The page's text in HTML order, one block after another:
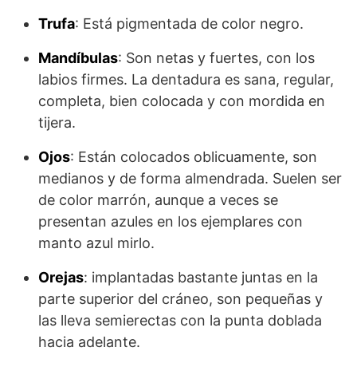
Trufa: Está pigmentada de color negro.
Mandíbulas: Son netas y fuertes, con los
labios firmes. La dentadura es sana, regular,
completa, bien colocada y con mordida en
tijera.
Ojos: Están colocados oblicuamente, son
medianos y de forma almendrada. Suelen ser
de color marrón, aunque a veces se
presentan azules en los ejemplares con
manto azul mirlo.
Orejas: implantadas bastante juntas en la
parte superior del cráneo, son pequeñas y
las lleva semierectas con la punta doblada
hacia adelante.